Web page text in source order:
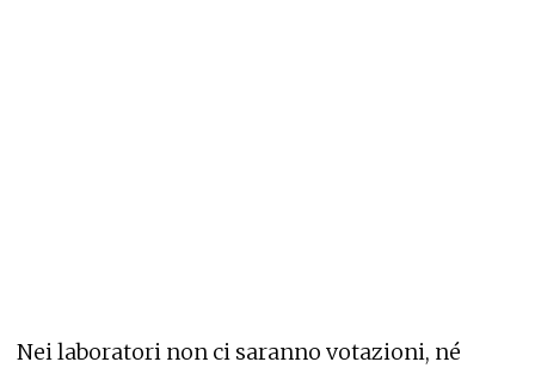
Nei laboratori non ci saranno votazioni, né